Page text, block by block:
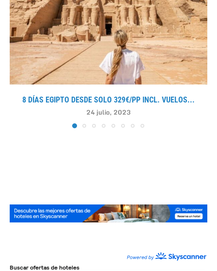
8 DÍAS EGIPTO DESDE SOLO 329€/PP INCL. VUELOS...
24 julio, 2023